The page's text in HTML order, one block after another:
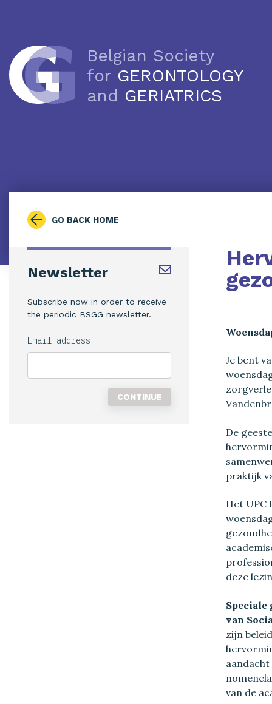
Belgian Society
for GERONTOLOGY
and GERIATRICS
GO BACK HOME
Newsletter
Subscribe now in order to receive
the periodic BSGG newsletter.
Email address
Je bent
De
praktijk
Het UPC
deze
Speciale
van
zijn
van de